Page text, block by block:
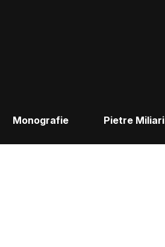
Monografie Pietre Miliari